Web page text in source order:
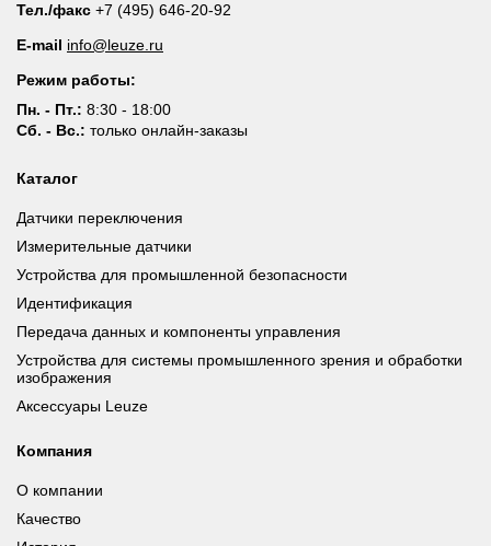
Тел./факс +7 (495) 646-20-92
E-mail info@leuze.ru
Режим работы:
Пн. - Пт.: 8:30 - 18:00
Сб. - Вс.: только онлайн-заказы
Каталог
Датчики переключения
Измерительные датчики
Устройства для промышленной безопасности
Идентификация
Передача данных и компоненты управления
Устройства для системы промышленного зрения и обработки
изображения
Аксессуары Leuze
Компания
О компании
Качество